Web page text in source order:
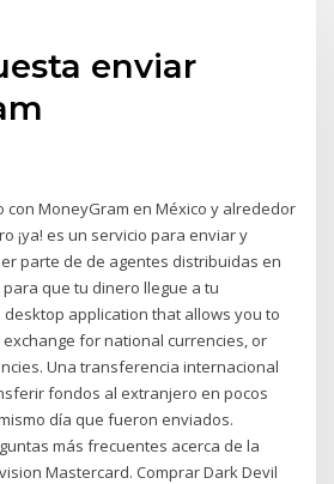
enviar
con MoneyGram en México y alrededor
¡ya! es un servicio para enviar y
parte de de agentes distribuidas en
que tu dinero llegue a tu
application that allows you to
for national currencies, or
Una transferencia internacional
fondos al extranjero en pocos
día que fueron enviados.
más frecuentes acerca de la
Mastercard. Comprar Dark Devil